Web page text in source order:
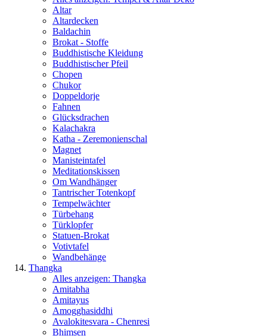
Altar
Altardecken
Baldachin
Brokat - Stoffe
Buddhistische Kleidung
Buddhistischer Pfeil
Chopen
Chukor
Doppeldorje
Fahnen
Glücksdrachen
Kalachakra
Katha - Zeremonienschal
Magnet
Manisteintafel
Meditationskissen
Om Wandhänger
Tantrischer Totenkopf
Tempelwächter
Türbehang
Türklopfer
Statuen-Brokat
Votivtafel
Wandbehänge
Thangka
Alles anzeigen: Thangka
Amitabha
Amitayus
Amogghasiddhi
Avalokitesvara - Chenresi
Bhimsen